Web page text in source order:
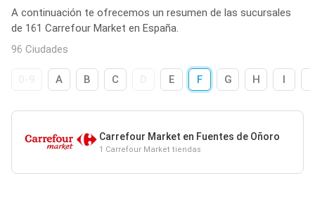
A continuación te ofrecemos un resumen de las sucursales
de 161 Carrefour Market en España.
96 Ciudades
A B C E F G H I
Carrefour Market en Fuentes de Oñoro
1 Carrefour Market tiendas